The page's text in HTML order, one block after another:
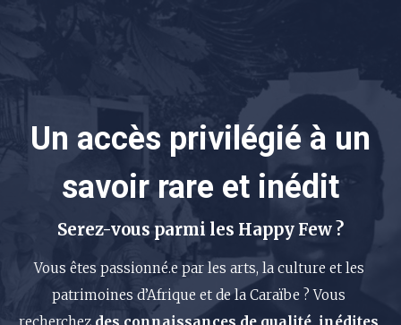
Un accès privilégié à un
savoir rare et inédit
Serez-vous parmi les Happy Few ?
Vous êtes passionné.e par les arts, la culture et les
patrimoines d’Afrique et de la Caraïbe ? Vous